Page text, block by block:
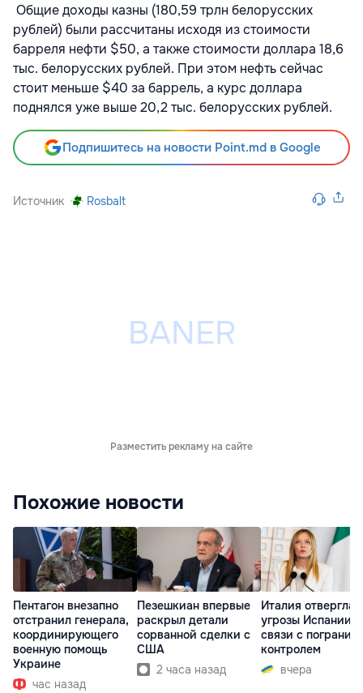
Общие доходы казны (180,59 трлн белорусских
рублей) были рассчитаны исходя из стоимости
барреля нефти $50, а также стоимости доллара 18,6
тыс. белорусских рублей. При этом нефть сейчас
стоит меньше $40 за баррель, а курс доллара
поднялся уже выше 20,2 тыс. белорусских рублей.
Подпишитесь на новости Point.md в Google
Источник Rosbalt
Разместить рекламу на сайте
Похожие новости
Пентагон внезапно
отстранил генерала,
координирующего
военную помощь
Украине
час назад
Пезешкиан впервые
раскрыл детали
сорванной сделки с
США
2 часа назад
Италия отвергла
угрозы Испании в
связи с
контролем
вчера